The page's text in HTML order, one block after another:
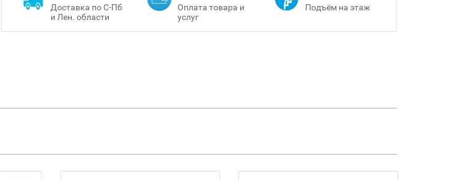
Доставка по С-Пб
и Лен. области
Оплата товара и
услуг
Подъём на этаж